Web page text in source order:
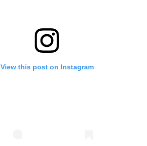
View this post on Instagram